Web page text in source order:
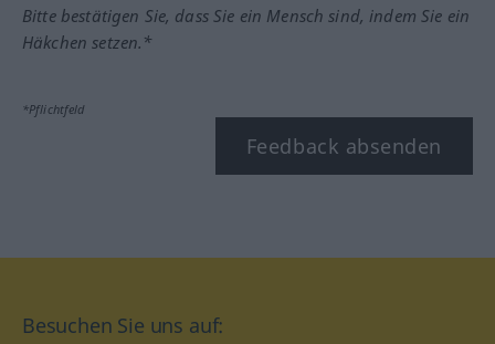
Bitte bestätigen Sie, dass Sie ein Mensch sind, indem Sie ein
Häkchen setzen.*
*Pflichtfeld
Feedback absenden
Besuchen Sie uns auf: